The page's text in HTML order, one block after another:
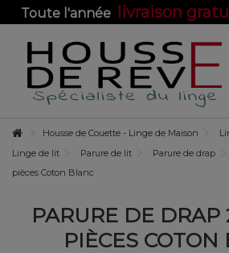
Toute l'année livraison
Housse de Couette - Linge de Maison
Linge de lit
Parure de lit Parure de drap
pièces Coton Blanc
PARURE DE DRAP
PIÈCES COTON